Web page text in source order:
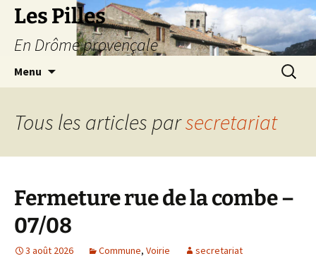
Les Pilles
En Drôme provençale
Menu
Tous les articles parsecretariat
Fermeture rue de la combe –
07/08
3 août 2026 Commune, Voirie secretariat